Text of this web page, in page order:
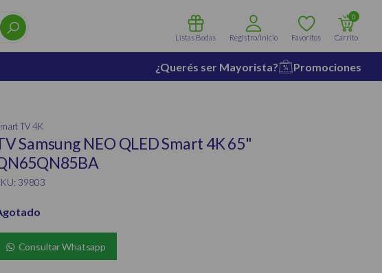
Listas Bodas Registro/Inicio Favoritos Carrito
0
¿Querés ser Mayorista? Promociones
TV 4K
Samsung NEO QLED Smart 4K 65"
39803
Consultar Whatsapp